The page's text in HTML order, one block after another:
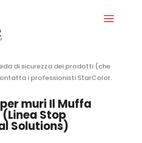
di sicurezza dei prodotti (che
i professionisti StarColor.
muri Il Muffa
Stop
Solutions)